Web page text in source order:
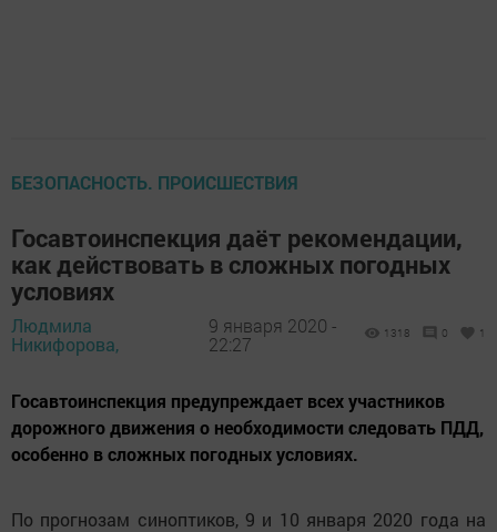
БЕЗОПАСНОСТЬ. ПРОИСШЕСТВИЯ
Госавтоинспекция даёт рекомендации,
как действовать в сложных погодных
условиях
Людмила
Никифорова,
9 января 2020 -
22:27
1318 0 1
Госавтоинспекция предупреждает всех участников
дорожного движения о необходимости следовать ПДД,
особенно в сложных погодных условиях.
По прогнозам синоптиков, 9 и 10 января 2020 года на